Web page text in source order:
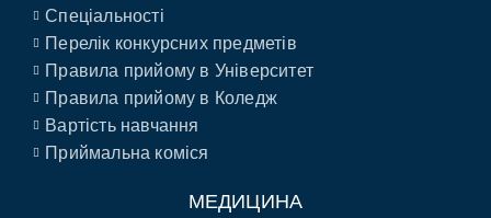
Спеціальності
Перелік конкурсних предметів
Правила прийому в Університет
Правила прийому в Коледж
Вартість навчання
Приймальна коміся
МЕДИЦИНА